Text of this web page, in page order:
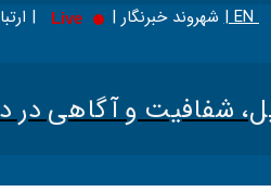
|خبرقانون EN | شهروند خبرنگار | | ارتباط
Live
شفافیت و آگاهی در